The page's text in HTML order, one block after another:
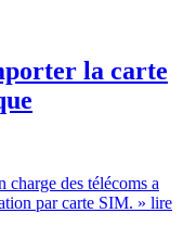
la carte
charge des télécoms a
par carte SIM. » lire